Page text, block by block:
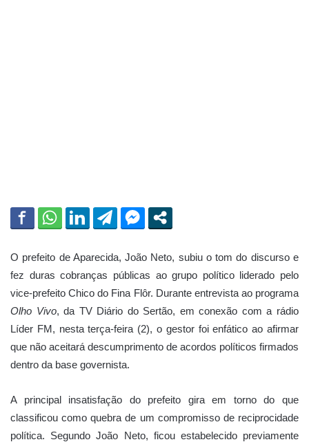
O prefeito de Aparecida,João Neto, subiu o tom do discurso e
fez duras cobranças públicas ao grupo político liderado pelo
vice-prefeitoChico do Fina Flôr. Durante entrevista ao programa
Olho Vivo, da TV Diário do Sertão, em conexão com a rádio
Líder FM, nesta terça-feira (2), o gestor foi enfático ao afirmar
que não aceitará descumprimento de acordos políticos firmados
dentro da base governista.
A principal insatisfação do prefeito gira em torno do que
classificou como quebra de um compromisso de reciprocidade
política. Segundo João Neto, ficou estabelecido previamente